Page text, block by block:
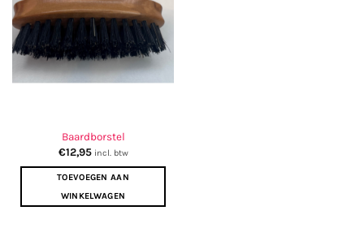
Baardborstel
€12,95 incl. btw
TOEVOEGEN AAN
WINKELWAGEN